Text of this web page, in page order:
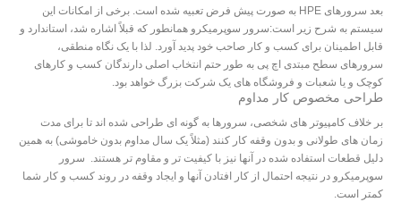
بعد سرورهای HPE به صورت پیش فرض تعبیه شده است. برخی از امکانات این
سیستم به شرح زیر است:سرور سوپرمیکرو همانطور که قبلاً اشاره شد، استاندارد و
قابل اطمینان برای کسب و کار صاحب خود پدید آورد. لذا با یک نگاه منطقی،
سرورهای سطح مبتدی اچ پی به طور حتم انتخاب اصلی دارندگان کسب و کارهای
کوچک و یا شعبات و فروشگاه های یک شرکت بزرگ خواهد بود.
طراحی مخصوص کار مداوم
بر خلاف کامپیوتر های شخصی، سرورها به گونه ای طراحی شده اند تا برای مدت
زمان های طولانی و بدون وقفه کار کنند (مثلاً یک سال مداوم بدون خاموشی) به همین
دلیل قطعات استفاده شده در آنها نیز با کیفیت تر و مقاوم تر هستند. سرور
سوپرمیکرو در نتیجه احتمال از کار افتادن آنها و ایجاد وقفه در روند کسب و کار شما
کمتر است.